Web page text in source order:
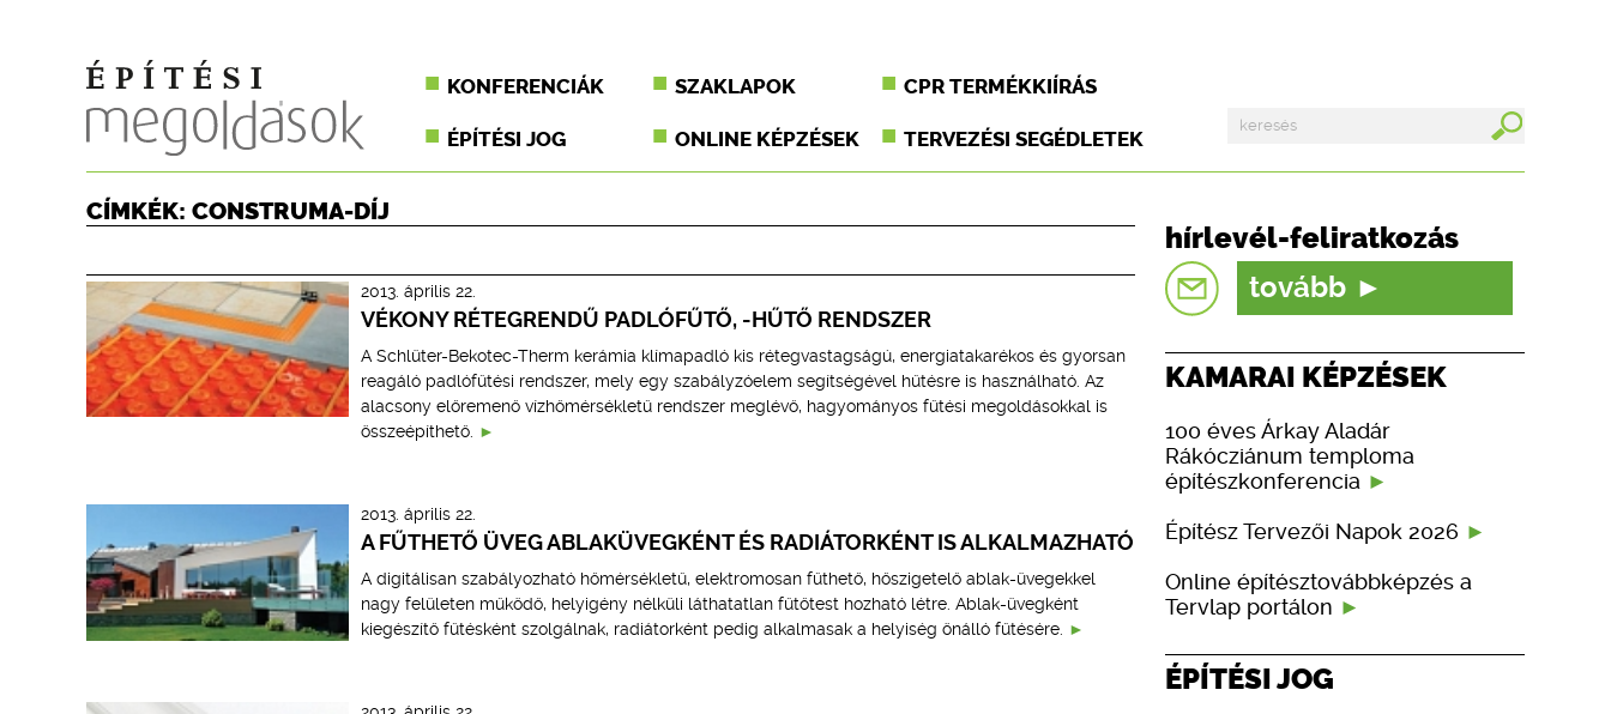
KONFERENCIÁK SZAKLAPOK CPR TERMÉKKIÍRÁS
ÉPÍTÉSI JOG ONLINE KÉPZÉSEK TERVEZÉSI SEGÉDLETEK
CÍMKÉK: CONSTRUMA-DÍJ
2013. április 22.
VÉKONY RÉTEGRENDŰ PADLÓFŰTŐ, -HŰTŐ RENDSZER
A Schlüter-Bekotec-Therm kerámia klímapadló kis rétegvastagságú, energiatakarékos és gyorsan
reagáló padlófűtési rendszer, mely egy szabályzóelem segítségével hűtésre is használható. Az
alacsony előremenő vízhőmérsékletű rendszer meglévő, hagyományos fűtési megoldásokkal is
összeépíthető.
2013. április 22.
A FŰTHETŐ ÜVEG ABLAKÜVEGKÉNT ÉS RADIÁTORKÉNT IS ALKALMAZHATÓ
A digitálisan szabályozható hőmérsékletű, elektromosan fűthető, hőszigetelő ablak-üvegekkel
nagy felületen működő, helyigény nélküli láthatatlan fűtőtest hozható létre. Ablak-üvegként
kiegészítő fűtésként szolgálnak, radiátorként pedig alkalmasak a helyiség önálló fűtésére.
hírlevél-feliratkozás
tovább
KAMARAI KÉPZÉSEK
100 éves Árkay Aladár
Rákócziánum temploma
építészkonferencia
Építész Tervezői Napok 2026
Online építésztovábbképzés a
Tervlap portálon
ÉPÍTÉSI JOG